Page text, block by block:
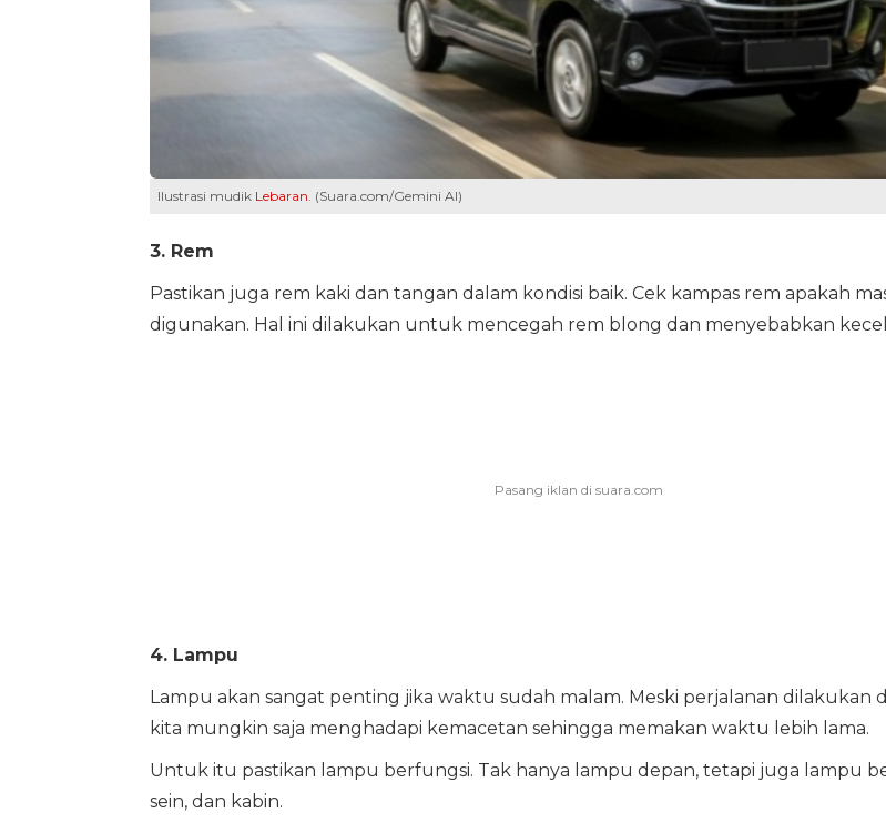
Ilustrasi mudik Lebaran. (Suara.com/Gemini AI)
3. Rem
Pastikan juga rem kaki dan tangan dalam kondisi baik. Cek kampas rem apakah
digunakan. Hal ini dilakukan untuk mencegah rem blong dan menyebabkan
4. Lampu
Lampu akan sangat penting jika waktu sudah malam. Meski perjalanan dilakukan
kita mungkin saja menghadapi kemacetan sehingga memakan waktu lebih lama.
Untuk itu pastikan lampu berfungsi. Tak hanya lampu depan, tetapi juga lampu
sein, dan kabin.